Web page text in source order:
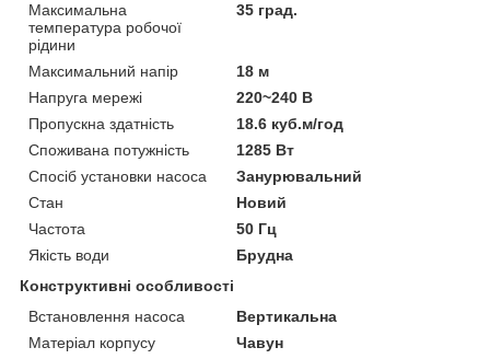
Максимальна
температура робочої
рідини
35 град.
Максимальний напір
18 м
Напруга мережі
220~240 В
Пропускна здатність
18.6 куб.м/год
Споживана потужність
1285 Вт
Спосіб установки насоса
Занурювальний
Стан
Новий
Частота
50 Гц
Якість води
Брудна
Конструктивні особливості
Встановлення насоса
Вертикальна
Матеріал корпусу
Чавун